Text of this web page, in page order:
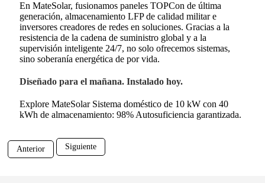
En MateSolar, fusionamos paneles TOPCon de última
generación, almacenamiento LFP de calidad militar e
inversores creadores de redes en soluciones. Gracias a la
resistencia de la cadena de suministro global y a la
supervisión inteligente 24/7, no solo ofrecemos sistemas,
sino soberanía energética de por vida.
Diseñado para el mañana. Instalado hoy.
Explore MateSolar Sistema doméstico de 10 kW con 40
kWh de almacenamiento: 98% Autosuficiencia garantizada.
Anterior Siguiente